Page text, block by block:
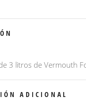
3 litros de Vermouth
ADICIONAL